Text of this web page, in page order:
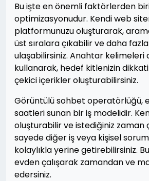
Bu işte en önemli faktörlerden
optimizasyonudur. Kendi web
platformunuzu oluşturarak,
üst sıralara çıkabilir ve daha
ulaşabilirsiniz. Anahtar kelimeleri
kullanarak, hedef kitlenizin
çekici içerikler oluşturabilirsiniz.
Görüntülü sohbet operatörlüğü,
saatleri sunan bir iş modelidir.
oluşturabilir ve istediğiniz zaman
sayede diğer iş veya kişisel
kolaylıkla yerine getirebilirsiniz.
evden çalışarak zamandan ve
edersiniz.